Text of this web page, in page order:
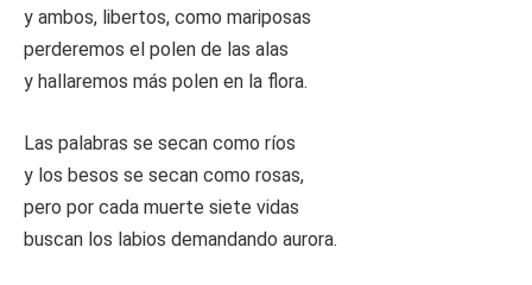
y ambos, libertos, como mariposas
perderemos el polen de las alas
y hallaremos más polen en la flora.
Las palabras se secan como ríos
y los besos se secan como rosas,
pero por cada muerte siete vidas
buscan los labios demandando aurora.